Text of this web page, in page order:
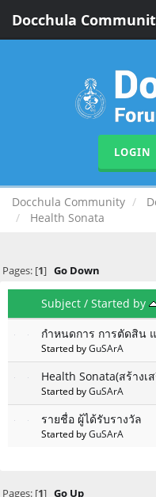
Docchula
LOGIN
Docchula Community
Health Sonata
Pages: [1] Go Down
Subject / Started by
กำหนดการ การตัดสิน
Started byGuSArA
Health Sonata(สร้าง
Started byGuSArA
รายชื่อ ผู้ได้รับรางวัล
Started byGuSArA
Pages: [1] Go Up